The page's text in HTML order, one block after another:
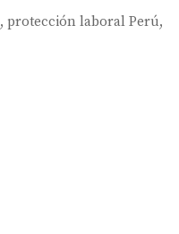
, protección laboral Perú,